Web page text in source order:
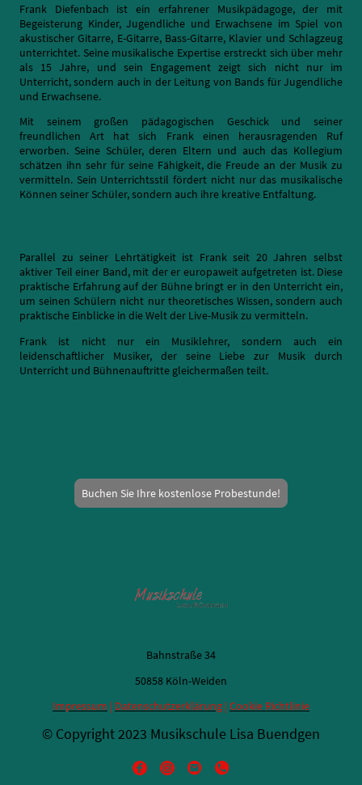
Frank Diefenbach ist ein erfahrener Musikpädagoge, der mit
Begeisterung Kinder, Jugendliche und Erwachsene im Spiel von
akustischer Gitarre, E-Gitarre, Bass-Gitarre, Klavier und Schlagzeug
unterrichtet. Seine musikalische Expertise erstreckt sich über mehr
als 15 Jahre, und sein Engagement zeigt sich nicht nur im
Unterricht, sondern auch in der Leitung von Bands für Jugendliche
und Erwachsene.
Mit seinem großen pädagogischen Geschick und seiner
freundlichen Art hat sich Frank einen herausragenden Ruf
erworben. Seine Schüler, deren Eltern und auch das Kollegium
schätzen ihn sehr für seine Fähigkeit, die Freude an der Musik zu
vermitteln. Sein Unterrichtsstil fördert nicht nur das musikalische
Können seiner Schüler, sondern auch ihre kreative Entfaltung.
Parallel zu seiner Lehrtätigkeit ist Frank seit 20 Jahren selbst
aktiver Teil einer Band, mit der er europaweit aufgetreten ist. Diese
praktische Erfahrung auf der Bühne bringt er in den Unterricht ein,
um seinen Schülern nicht nur theoretisches Wissen, sondern auch
praktische Einblicke in die Welt der Live-Musik zu vermitteln.
Frank ist nicht nur ein Musiklehrer, sondern auch ein
leidenschaftlicher Musiker, der seine Liebe zur Musik durch
Unterricht und Bühnenauftritte gleichermaßen teilt.
Buchen Sie Ihre kostenlose Probestunde!
Bahnstraße 34
50858 Köln-Weiden
Impressum | Datenschutzerklärung | Cookie Richtlinie
© Copyright 2023 Musikschule Lisa Buendgen